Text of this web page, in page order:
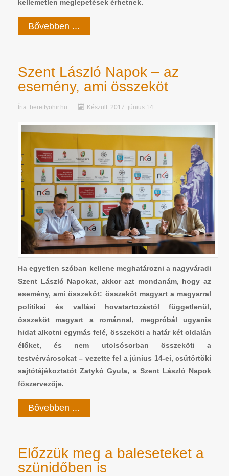
kellemetlen meglepetések érhetnek.
Bővebben ...
Szent László Napok – az
esemény, ami összeköt
Írta: berettyohir.hu Készült: 2017. június 14.
Ha egyetlen szóban kellene meghatározni a nagyváradi
Szent László Napokat, akkor azt mondanám, hogy az
esemény, ami összeköt: összeköt magyart a magyarral
politikai és vallási hovatartozástól függetlenül,
összeköt magyart a románnal, megpróbál ugyanis
hidat alkotni egymás felé, összeköti a határ két oldalán
élőket, és nem utolsósorban összeköti a
testvérvárosokat – vezette fel a június 14-ei, csütörtöki
sajtótájékoztatót Zatykó Gyula, a Szent László Napok
főszervezője.
Bővebben ...
Előzzük meg a baleseteket a
szünidőben is